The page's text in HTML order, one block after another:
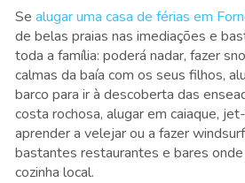
Se alugar uma casa de férias em
de belas praias nas imediações e
toda a família: poderá nadar, fazer
calmas da baía com os seus filhos,
barco para ir à descoberta das
costa rochosa, alugar em caiaque,
aprender a velejar ou a fazer
bastantes restaurantes e bares
cozinha local.